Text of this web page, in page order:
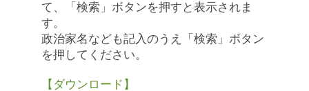
て、「検索」ボタンを押すと表示されま
す。
政治家名なども記入のうえ「検索」ボタン
を押してください。
【ダウンロード】